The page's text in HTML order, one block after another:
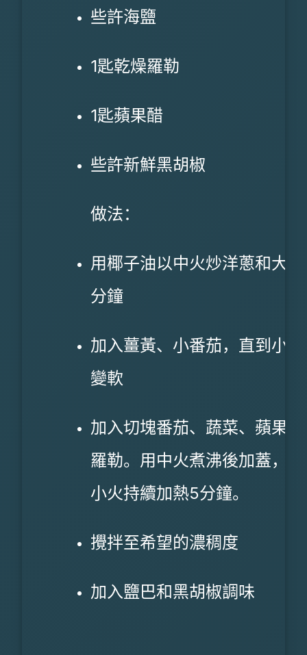
些許海鹽
1匙乾燥羅勒
1匙蘋果醋
些許新鮮黑胡椒
做法：
用椰子油以中火炒洋蔥和大蒜
分鐘
加入薑黃、小番茄，直到小
變軟
加入切塊番茄、蔬菜、蘋果
羅勒。用中火煮沸後加蓋，
小火持續加熱5分鐘。
攪拌至希望的濃稠度
加入鹽巴和黑胡椒調味